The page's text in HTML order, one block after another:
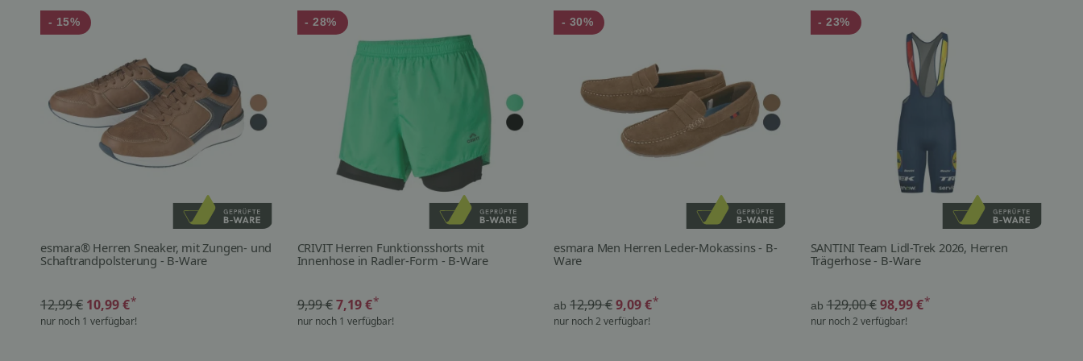
- 15%
esmara® Herren Sneaker, mit Zungen- und
Schaftrandpolsterung - B-Ware
12,99 € 10,99 €*
nur noch 1 verfügbar!
- 28%
CRIVIT Herren Funktionsshorts mit
Innenhose in Radler-Form - B-Ware
9,99 € 7,19 €*
nur noch 1 verfügbar!
- 30%
esmara Men Herren Leder-Mokassins - B-
Ware
ab 12,99 €9,09 €*
nur noch 2 verfügbar!
- 23%
SANTINI Team Lidl-Trek 2026, Herren
Trägerhose - B-Ware
ab 129,00 € 98,99 €*
nur noch 2 verfügbar!